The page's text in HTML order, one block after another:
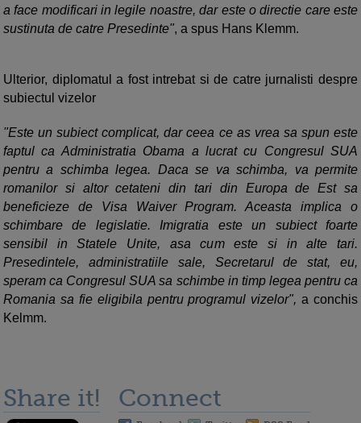
a face modificari in legile noastre, dar este o directie care este
sustinuta de catre Presedinte", a spus Hans Klemm.
Ulterior, diplomatul a fost intrebat si de catre jurnalisti despre
subiectul vizelor
"Este un subiect complicat, dar ceea ce as vrea sa spun este
faptul ca Administratia Obama a lucrat cu Congresul SUA
pentru a schimba legea. Daca se va schimba, va permite
romanilor si altor cetateni din tari din Europa de Est sa
beneficieze de Visa Waiver Program. Aceasta implica o
schimbare de legislatie. Imigratia este un subiect foarte
sensibil in Statele Unite, asa cum este si in alte tari.
Presedintele, administratiile sale, Secretarul de stat, eu,
speram ca Congresul SUA sa schimbe in timp legea pentru ca
Romania sa fie eligibila pentru programul vizelor", a conchis
Kelmm.
Share it! Connect